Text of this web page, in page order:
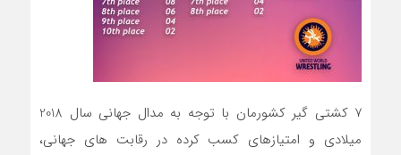
7 کشتی گیر کشورمان با توجه به مدال جهانی سال 2018
میلادی و امتیازهای کسب کرده در رقابت های جهانی،